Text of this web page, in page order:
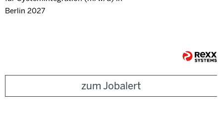
Berlin 2027
zum Jobalert